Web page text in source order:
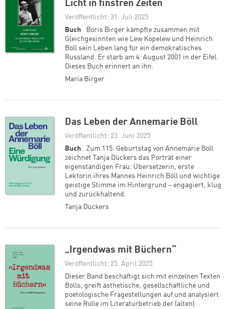
Licht in finstren Zeiten
Veröffentlicht: 31. Juli 2025
Buch
Boris Birger kämpfte zusammen mit
Gleichgesinnten wie Lew Kopelew und Heinrich
Böll sein Leben lang für ein demokratisches
Russland. Er starb am 4. August 2001 in der Eifel.
Dieses Buch erinnert an ihn.
Maria Birger
Das Leben der Annemarie Böll
Veröffentlicht: 23. Juni 2025
Buch
Zum 115. Geburtstag von Annemarie Böll
zeichnet Tanja Dückers das Porträt einer
eigenständigen Frau: Übersetzerin, erste
Lektorin ihres Mannes Heinrich Böll und wichtige
geistige Stimme im Hintergrund – engagiert, klug
und zurückhaltend.
Tanja Dückers
„Irgendwas mit Büchern“
Veröffentlicht: 25. April 2025
Dieser Band beschäftigt sich mit einzelnen Texten
Bölls, greift ästhetische, gesellschaftliche und
poetologische Fragestellungen auf und analysiert
seine Rolle im Literaturbetrieb der (alten)
Zum Warenkorb
weiter lesen Zum Warenkorb